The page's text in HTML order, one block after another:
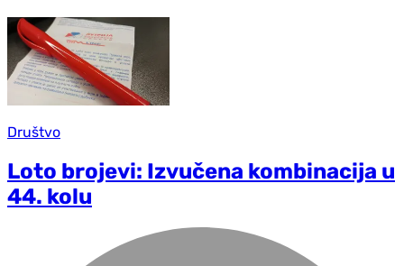
Društvo
Loto brojevi: Izvučena kombinacija u
44. kolu